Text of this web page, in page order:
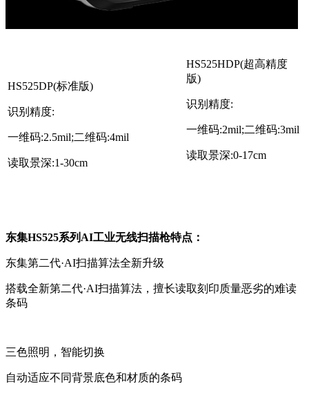
HS525DP(标准版)
识别精度:
一维码:2.5mil;二维码:4mil
读取景深:1-30cm
HS525HDP(超高精度
版)
识别精度:
一维码:2mil;二维码:3mil
读取景深:0-17cm
东集HS525系列AI工业无线扫描枪特点：
东集第二代·AI扫描算法全新升级
搭载全新第二代·AI扫描算法，擅长读取刻印质量恶劣的难读
条码
三色照明，智能切换
自动适应不同背景底色和材质的条码